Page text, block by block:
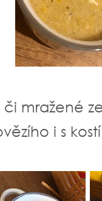
či mražené
i s